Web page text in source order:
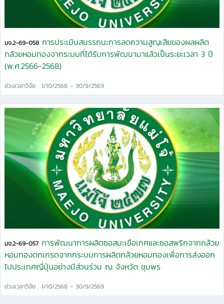
มจ.2-69-058 การประเมินสมรรถนะการลดความสูญเสียของผลผลิต
กล้วยหอมทองจากระบบที่ได้รับการพัฒนามาแล้วเป็นระยะเวลา 3 ปี
(พ.ศ.2566-2568)
ช่วงเวลาวิจัย : 1/10/2568 - 30/9/2569
มจ.2-69-057การพัฒนาการผลิตซอสมะเขือเทศและซอสพริกจากกล้วย
หอมทองตกเกรดจากกระบบการผลิตกล้วยหอมทองเพื่อการส่งออก
ไปประเทศญี่ปุ่นอย่างมีส่วนร่วม ณ จังหวัด ชุมพร
ช่วงเวลาวิจัย : 1/10/2568 - 30/9/2569